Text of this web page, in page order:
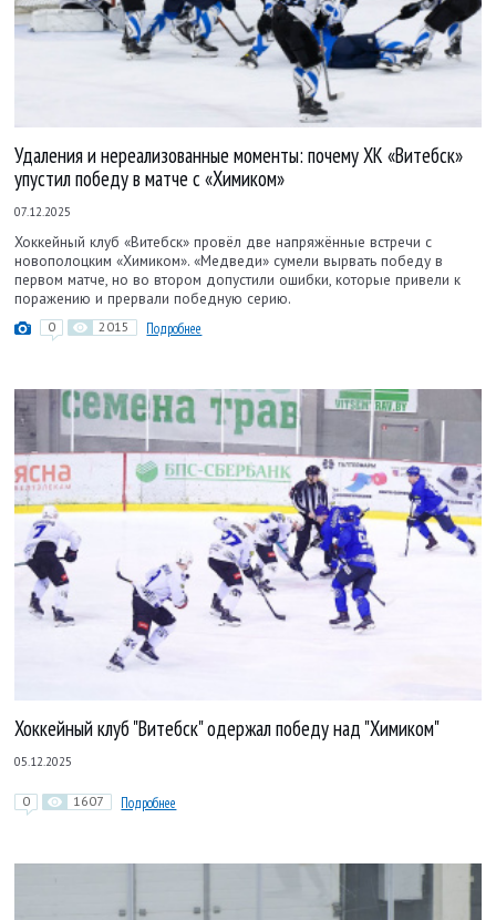
Удаления и нереализованные моменты: почему ХК «Витебск»
упустил победу в матче с «Химиком»
07.12.2025
Хоккейный клуб «Витебск» провёл две напряжённые встречи с
новополоцким «Химиком». «Медведи» сумели вырвать победу в
первом матче, но во втором допустили ошибки, которые привели к
поражению и прервали победную серию.
0 2015 Подробнее
Хоккейный клуб "Витебск" одержал победу над "Химиком"
05.12.2025
0 1607 Подробнее